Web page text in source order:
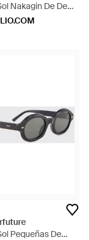
Nakagin De De
Con Lentes De
Pequeñas De